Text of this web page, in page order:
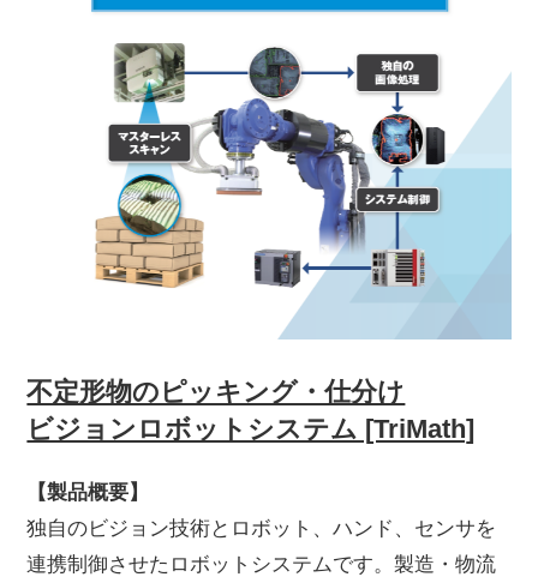
不定形物のピッキング・仕分け
ビジョンロボットシステム [TriMath]
【製品概要】
独自のビジョン技術とロボット、ハンド、センサを
連携制御させたロボットシステムです。製造・物流